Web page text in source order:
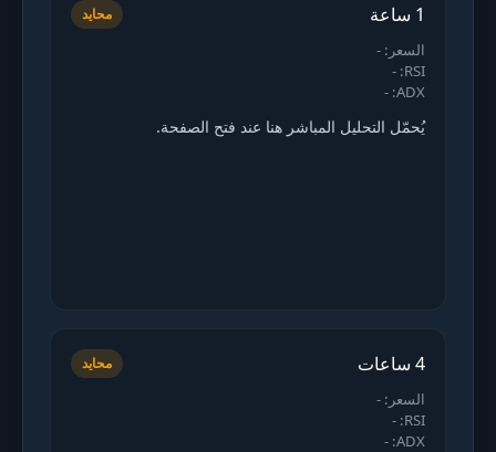
1 ساعة محايد
السعر: -
RSI: -
ADX: -
يُحمّل التحليل المباشر هنا عند فتح الصفحة.
4 ساعات محايد
السعر: -
RSI: -
ADX: -